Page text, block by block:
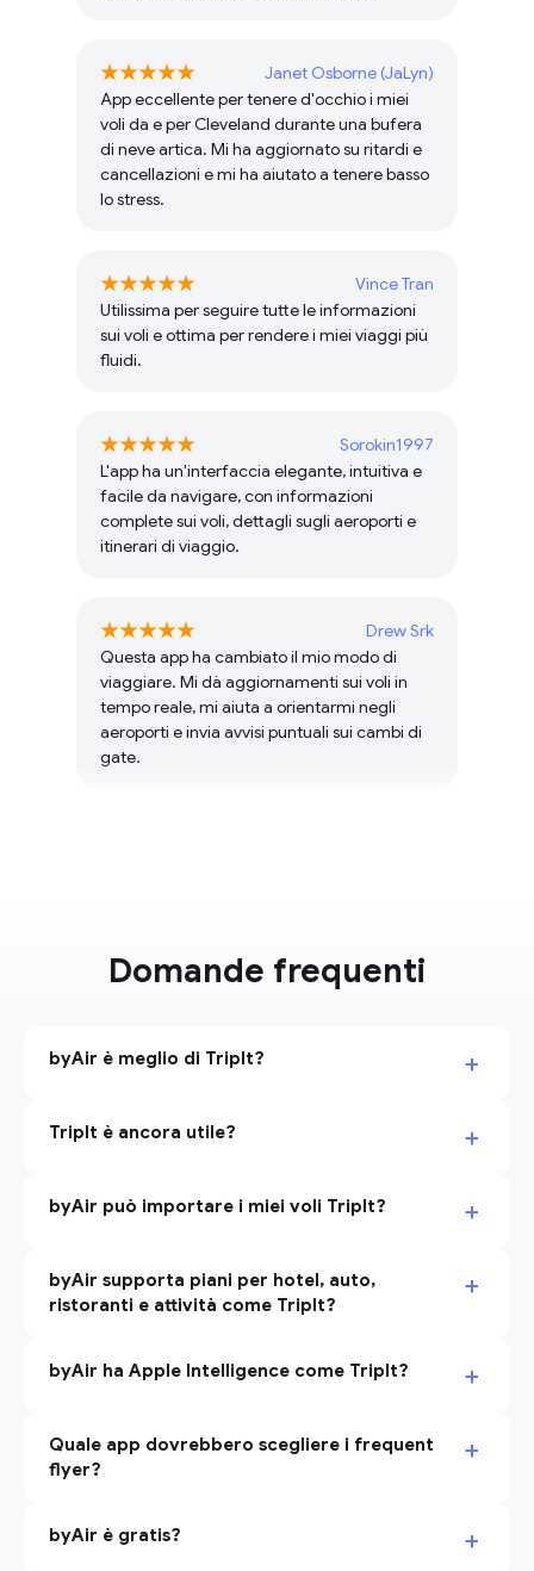
Janet Osborne (JaLyn)
App eccellente per tenere d'occhio i miei
voli da e per Cleveland durante una bufera
di neve artica. Mi ha aggiornato su ritardi e
cancellazioni e mi ha aiutato a tenere basso
lo stress.
Vince Tran
Utilissima per seguire tutte le informazioni
sui voli e ottima per rendere i miei viaggi più
fluidi.
Sorokin1997
L'app ha un'interfaccia elegante, intuitiva e
facile da navigare, con informazioni
complete sui voli, dettagli sugli aeroporti e
itinerari di viaggio.
Drew Srk
Questa app ha cambiato il mio modo di
viaggiare. Mi dà aggiornamenti sui voli in
tempo reale, mi aiuta a orientarmi negli
aeroporti e invia avvisi puntuali sui cambi di
gate.
Domande frequenti
byAir è meglio di TripIt? +
TripIt è ancora utile? +
byAir può importare i miei voli TripIt? +
byAir supporta piani per hotel, auto,
ristoranti e attività come TripIt?
+
byAir ha Apple Intelligence come TripIt? +
Quale app dovrebbero scegliere i frequent
flyer?
+
byAir è gratis? +